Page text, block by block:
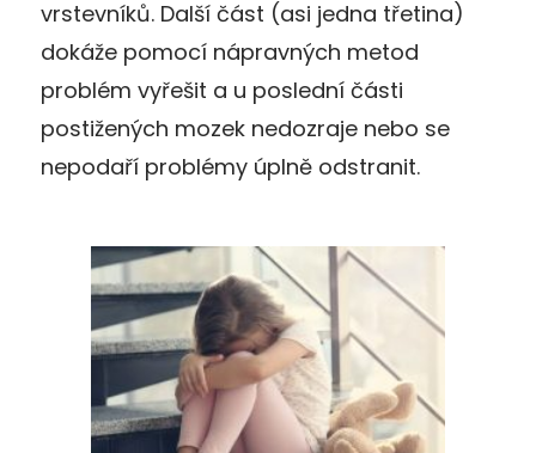
vrstevníků. Další část (asi jedna třetina)
dokáže pomocí nápravných metod
problém vyřešit a u poslední části
postižených mozek nedozraje nebo se
nepodaří problémy úplně odstranit.